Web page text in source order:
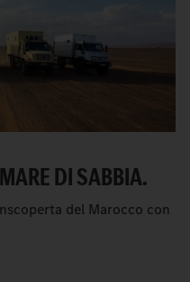
DI SABBIA.
del Marocco con